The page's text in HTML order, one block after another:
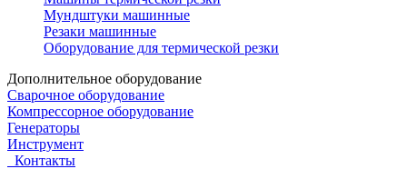
Мундштуки машинные
Резаки машинные
Оборудование для термической резки
Дополнительное оборудование
Сварочное оборудование
Компрессорное оборудование
Генераторы
Инструмент
Контакты